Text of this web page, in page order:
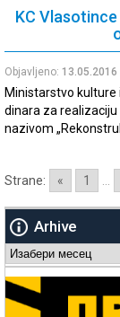
KC
Objavljeno: 13.05.2016
Ministarstvo
dinara za
nazivom
Strane: « 1
Arhive
Arhive